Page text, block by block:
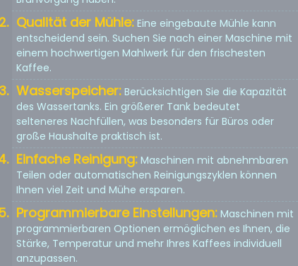
Qualität der Mühle: Eine eingebaute Mühle kann
entscheidend sein. Suchen Sie nach einer Maschine mit
einem hochwertigen Mahlwerk für den frischesten
Kaffee.
Wasserspeicher: Berücksichtigen Sie die Kapazität
des Wassertanks. Ein größerer Tank bedeutet
selteneres Nachfüllen, was besonders für Büros oder
große Haushalte praktisch ist.
Einfache Reinigung: Maschinen mit abnehmbaren
Teilen oder automatischen Reinigungszyklen können
Ihnen viel Zeit und Mühe ersparen.
Programmierbare Einstellungen: Maschinen mit
programmierbaren Optionen ermöglichen es Ihnen, die
Stärke, Temperatur und mehr Ihres Kaffees individuell
anzupassen.